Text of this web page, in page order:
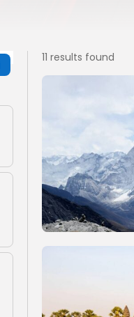
11 results found